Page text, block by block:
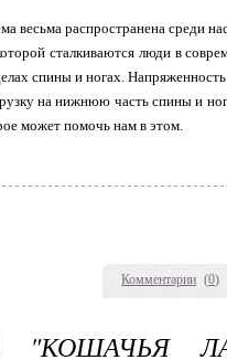
Комментарии (0)
весьма распространена среди
сталкиваются люди в
спины и ногах.
на нижнюю часть спины и
может помочь нам в этом.
"КОШАЧЬЯ